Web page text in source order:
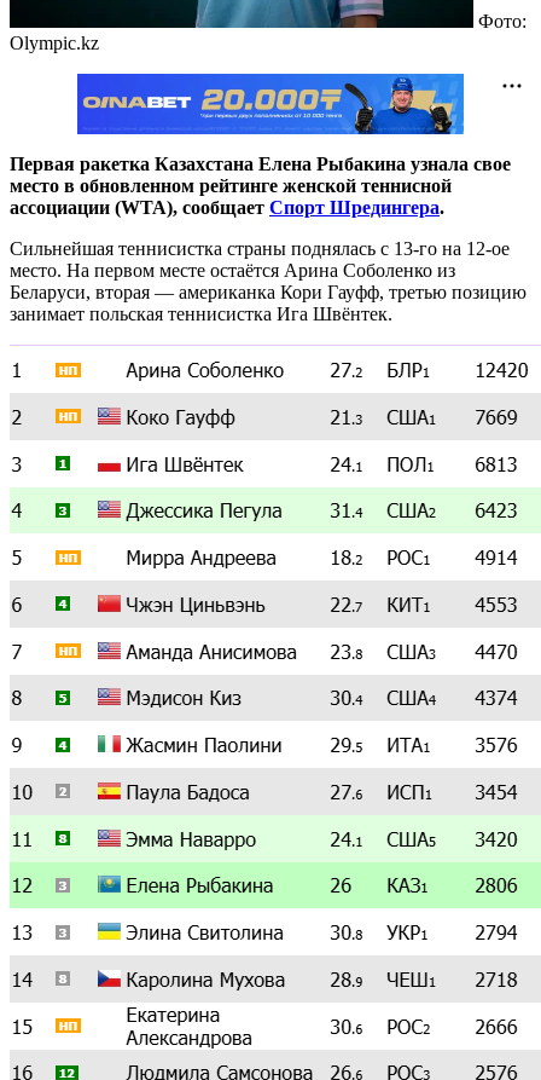
Фото:
Olympic.kz
Первая ракетка Казахстана Елена Рыбакина узнала свое
место в обновленном рейтинге женской теннисной
ассоциации (WTA), сообщает Спорт Шредингера.
Сильнейшая теннисистка страны поднялась с 13-го на 12-ое
место. На первом месте остаётся Арина Соболенко из
Беларуси, вторая — американка Кори Гауфф, третью позицию
занимает польская теннисистка Ига Швёнтек.